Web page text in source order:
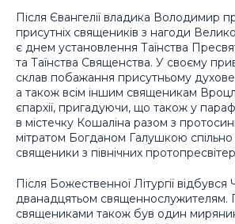
Після Євангелії владика Володимир
присутніх священиків з нагоди
є днем установлення Таїнства
та Таїнства Священства. У своєму
склав побажання присутньому
а також всім іншим священикам
єпархії, пригадуючи, що також у
в містечку Кошаліна разом з
мітратом Богданом Галушкою спільно
священики з північних
Після Божественної Літургії
дванадцятьом священнослужителям.
священиками також був один